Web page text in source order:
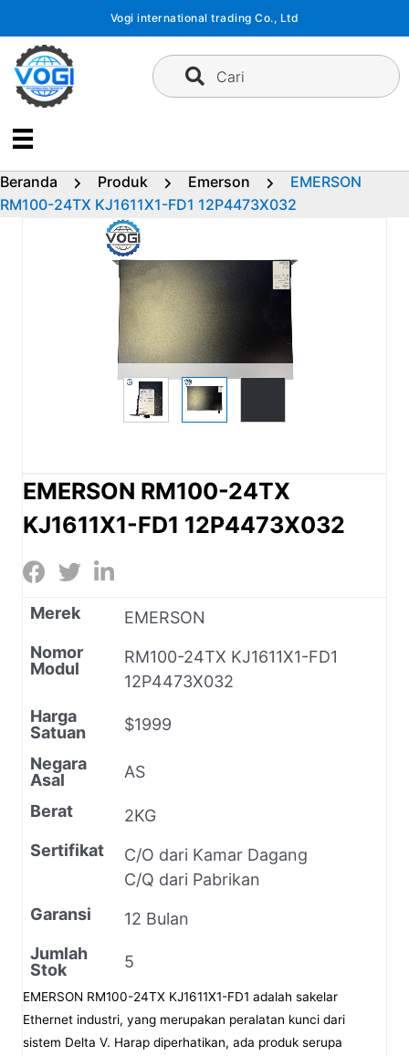
konten
Vogi international trading Co., Ltd
Cari
Beranda Produk Emerson
EMERSON
RM100-24TX KJ1611X1-FD1 12P4473X032
EMERSON RM100-24TX
KJ1611X1-FD1 12P4473X032
Merek
EMERSON
Nomor
Modul
RM100-24TX KJ1611X1-FD1
12P4473X032
Harga
Satuan
$1999
Negara
Asal
AS
Berat
2KG
Sertifikat
C/O dari Kamar Dagang
C/Q dari Pabrikan
Garansi
12 Bulan
Jumlah
Stok
5
EMERSON RM100-24TX KJ1611X1-FD1 adalah sakelar
Ethernet industri, yang merupakan peralatan kunci dari
sistem Delta V. Harap diperhatikan, ada produk serupa